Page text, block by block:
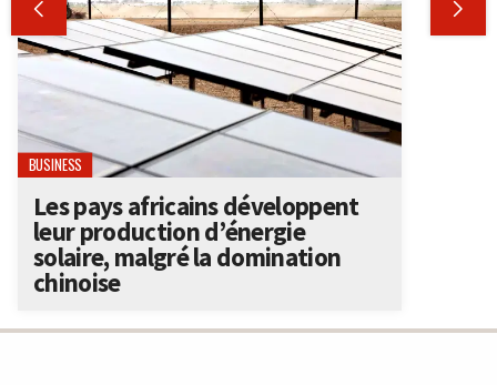
 
BUSINESS
Les pays africains développent
leur production d’énergie
solaire, malgré la domination
chinoise